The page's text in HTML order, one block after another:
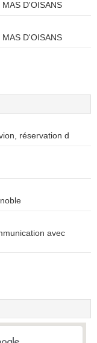
D'OISANS
D'OISANS
réservation d
avec